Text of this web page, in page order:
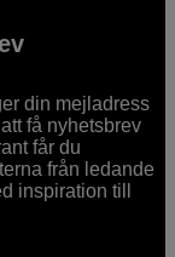
din mejladress
få nyhetsbrev
får du
från ledande
inspiration till